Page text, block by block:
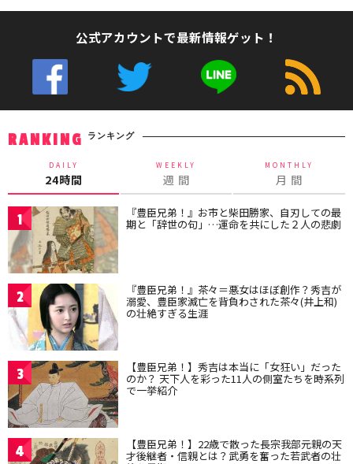
公式アカウントで最新情報ゲット！
RANKING ランキング
DAILY
24時間
WEEKLY
週 間
MONTHLY
月 間
1 『豊臣兄弟！』お市と柴田勝家、自刃しての最
期と「辞世の句」…運命を共にした２人の悲劇
2 『豊臣兄弟！』茶々＝悪女はほぼ創作？秀吉が
溺愛、豊臣家滅亡を背負わされた茶々(井上和)
の壮絶すぎる生涯
3 【豊臣兄弟！】秀吉は本当に「女狂い」だった
のか？ 天下人を彩った11人の側室たちを時系列
で一挙紹介
4 【豊臣兄弟！】22歳で散った長宗我部元親の天
才後継者・信親とは？武勇を奮った若武者の壮